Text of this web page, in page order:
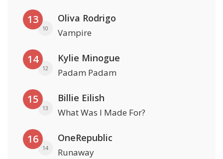
13
10
Oliva Rodrigo
Vampire
14
12
Kylie Minogue
Padam Padam
15
13
Billie Eilish
What Was I Made For?
16
14
OneRepublic
Runaway